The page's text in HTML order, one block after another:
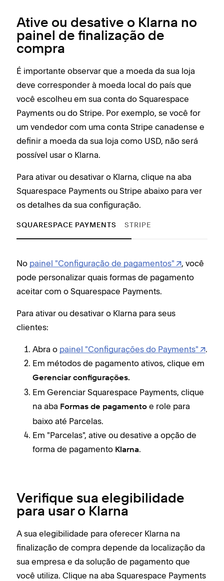
Ative ou desative o Klarna no
painel de finalização de
compra
É importante observar que a moeda da sua loja
deve corresponder à moeda local do país que
você escolheu em sua conta do Squarespace
Payments ou do Stripe. Por exemplo, se você for
um vendedor com uma conta Stripe canadense e
definir a moeda da sua loja como USD, não será
possível usar o Klarna.
Para ativar ou desativar o Klarna, clique na aba
Squarespace Payments ou Stripe abaixo para ver
os detalhes da sua configuração.
SQUARESPACE PAYMENTS STRIPE
No painel "Configuração de pagamentos"
, você
pode personalizar quais formas de pagamento
aceitar com o Squarespace Payments.
Para ativar ou desativar o Klarna para seus
clientes:
Abra o painel "Configurações do Payments"
.
Em métodos de pagamento ativos, clique em
Gerenciar configurações.
Em Gerenciar Squarespace Payments, clique
na aba Formas de pagamento e role para
baixo até Parcelas.
Em "Parcelas", ative ou desative a opção de
forma de pagamento Klarna.
Verifique sua elegibilidade
para usar o Klarna
A sua elegibilidade para oferecer Klarna na
finalização de compra depende da localização da
sua empresa e da solução de pagamento que
você utiliza. Clique na aba Squarespace Payments